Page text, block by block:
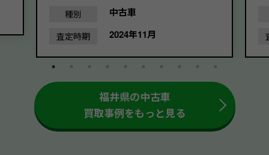
種別 中古車
査定時期 2024年11月
福井県の中古車
買取事例をもっと見る